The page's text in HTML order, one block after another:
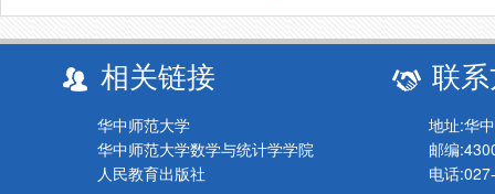
相关链接
华中师范大学
华中师范大学数学与统计学学院
人民教育出版社
联
地址:华
邮编
电话